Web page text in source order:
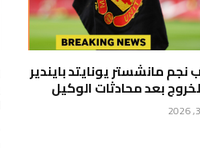
نجم مانشستر يونايتد بايندير
بعد محادثات الوكيل